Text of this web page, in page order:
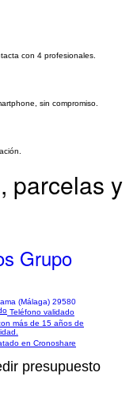
con 4 profesionales.
sin compromiso.
parcelas y
Grupo
(Málaga) 29580
Teléfono validado
más de 15 años de
en Cronoshare
presupuesto